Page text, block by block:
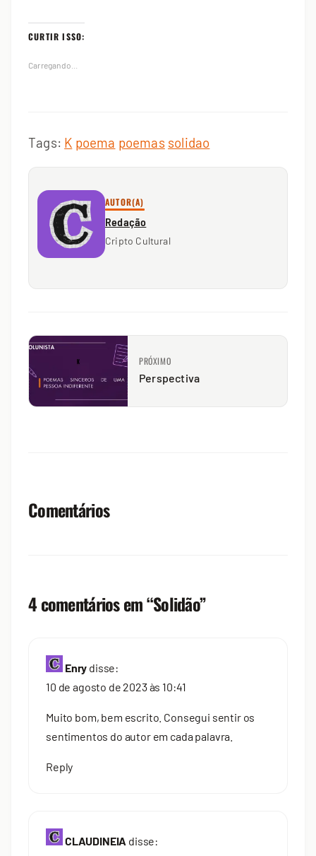
CURTIR ISSO:
Carregando...
Tags: K poema poemas solidao
AUTOR(A)
Redação
Cripto Cultural
PRÓXIMO
Perspectiva
Comentários
4 comentários em “Solidão”
Enry disse:
10 de agosto de 2023 às 10:41
Muito bom, bem escrito. Consegui sentir os
sentimentos do autor em cada palavra.
Reply
CLAUDINEIA disse: